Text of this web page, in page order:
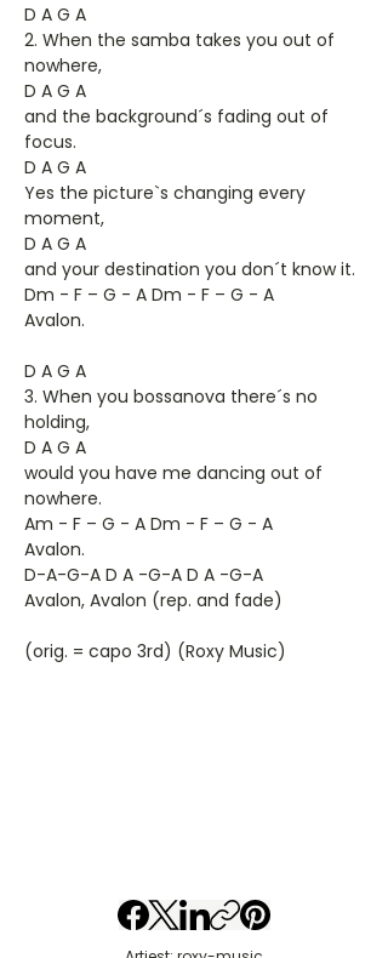
D A G A
2. When the samba takes you out of
nowhere,
D A G A
and the background´s fading out of
focus.
D A G A
Yes the picture`s changing every
moment,
D A G A
and your destination you don´t know it.
Dm - F – G - A Dm - F – G - A
Avalon.
D A G A
3. When you bossanova there´s no
holding,
D A G A
would you have me dancing out of
nowhere.
Am - F – G - A Dm - F – G - A
Avalon.
D-A-G-A D A -G-A D A -G-A
Avalon, Avalon (rep. and fade)
(orig. = capo 3rd) (Roxy Music)